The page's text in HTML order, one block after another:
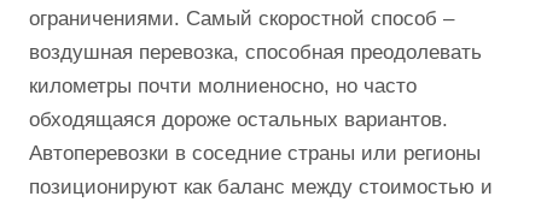
ограничениями. Самый скоростной способ –
воздушная перевозка, способная преодолевать
километры почти молниеносно, но часто
обходящаяся дороже остальных вариантов.
Автоперевозки в соседние страны или регионы
позиционируют как баланс между стоимостью и